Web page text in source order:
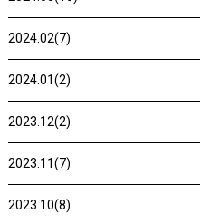
2024.02(7)
2024.01(2)
2023.12(2)
2023.11(7)
2023.10(8)